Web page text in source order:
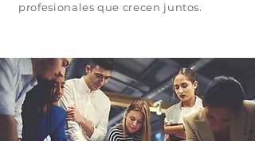
profesionales que crecen juntos.